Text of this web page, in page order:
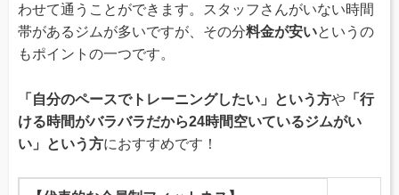
わせて通うことができます。スタッフさんがいない時間
帯があるジムが多いですが、その分料金が安いというの
もポイントの一つです。
「自分のペースでトレーニングしたい」という方や 「行
ける時間がバラバラだから24時間空いているジムがい
い」という方におすすめです！